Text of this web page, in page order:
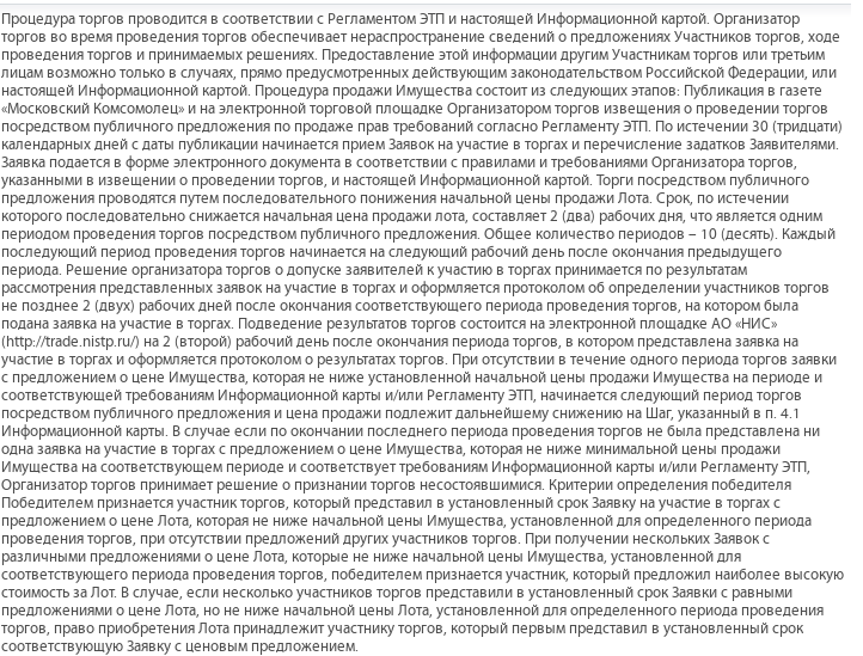
Процедура торгов проводится в соответствии с Регламентом ЭТП и настоящей Информационной картой. Организатор
торгов во время проведения торгов обеспечивает нераспространение сведений о предложениях Участников торгов, ходе
проведения торгов и принимаемых решениях. Предоставление этой информации другим Участникам торгов или третьим
лицам возможно только в случаях, прямо предусмотренных действующим законодательством Российской Федерации, или
настоящей Информационной картой. Процедура продажи Имущества состоит из следующих этапов: Публикация в газете
«Московский Комсомолец» и на электронной торговой площадке Организатором торгов извещения о проведении торгов
посредством публичного предложения по продаже прав требований согласно Регламенту ЭТП. По истечении 30 (тридцати)
календарных дней с даты публикации начинается прием Заявок на участие в торгах и перечисление задатков Заявителями.
Заявка подается в форме электронного документа в соответствии с правилами и требованиями Организатора торгов,
указанными в извещении о проведении торгов, и настоящей Информационной картой. Торги посредством публичного
предложения проводятся путем последовательного понижения начальной цены продажи Лота. Срок, по истечении
которого последовательно снижается начальная цена продажи лота, составляет 2 (два) рабочих дня, что является одним
периодом проведения торгов посредством публичного предложения. Общее количество периодов – 10 (десять). Каждый
последующий период проведения торгов начинается на следующий рабочий день после окончания предыдущего
периода. Решение организатора торгов о допуске заявителей к участию в торгах принимается по результатам
рассмотрения представленных заявок на участие в торгах и оформляется протоколом об определении участников торгов
не позднее 2 (двух) рабочих дней после окончания соответствующего периода проведения торгов, на котором была
подана заявка на участие в торгах. Подведение результатов торгов состоится на электронной площадке АО «НИС»
(http://trade.nistp.ru/) на 2 (второй) рабочий день после окончания периода торгов, в котором представлена заявка на
участие в торгах и оформляется протоколом о результатах торгов. При отсутствии в течение одного периода торгов заявки
с предложением о цене Имущества, которая не ниже установленной начальной цены продажи Имущества на периоде и
соответствующей требованиям Информационной карты и/или Регламенту ЭТП, начинается следующий период торгов
посредством публичного предложения и цена продажи подлежит дальнейшему снижению на Шаг, указанный в п. 4.1
Информационной карты. В случае если по окончании последнего периода проведения торгов не была представлена ни
одна заявка на участие в торгах с предложением о цене Имущества, которая не ниже минимальной цены продажи
Имущества на соответствующем периоде и соответствует требованиям Информационной карты и/или Регламенту ЭТП,
Организатор торгов принимает решение о признании торгов несостоявшимися. Критерии определения победителя
Победителем признается участник торгов, который представил в установленный срок Заявку на участие в торгах с
предложением о цене Лота, которая не ниже начальной цены Имущества, установленной для определенного периода
проведения торгов, при отсутствии предложений других участников торгов. При получении нескольких Заявок с
различными предложениями о цене Лота, которые не ниже начальной цены Имущества, установленной для
соответствующего периода проведения торгов, победителем признается участник, который предложил наиболее высокую
стоимость за Лот. В случае, если несколько участников торгов представили в установленный срок Заявки с равными
предложениями о цене Лота, но не ниже начальной цены Лота, установленной для определенного периода проведения
торгов, право приобретения Лота принадлежит участнику торгов, который первым представил в установленный срок
соответствующую Заявку с ценовым предложением.